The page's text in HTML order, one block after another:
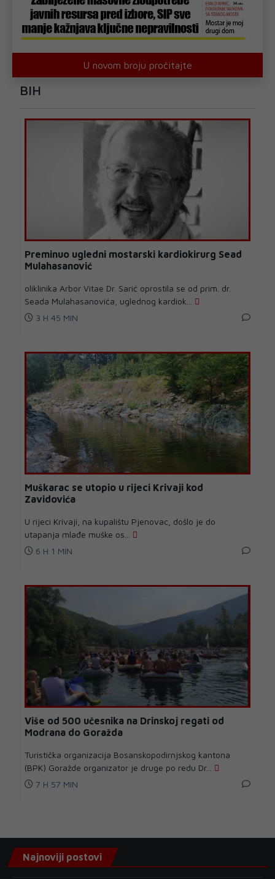
U novom broju pročitajte
BIH
Preminuo ugledni mostarski kardiokirurg Sead
Mulahasanović
oliklinika Arbor Vitae Dr. Sarić oprostila se od prim. dr.
Seada Mulahasanovića, uglednog kardiok...
3 H 45 MIN
Muškarac se utopio u rijeci Krivaji kod
Zavidovića
U rijeci Krivaji, na kupalištu Pjenovac, došlo je do
utapanja mlađe muške os...
6 H 1 MIN
Više od 500 učesnika na Drinskoj regati od
Modrana do Goražda
Turistička organizacija Bosanskopodirnjskog kantona
(BPK) Goražde organizator je druge po redu Dr...
7 H 57 MIN
Najnoviji postovi